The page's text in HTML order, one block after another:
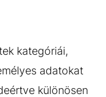
kategóriái,
adatokat
különösen